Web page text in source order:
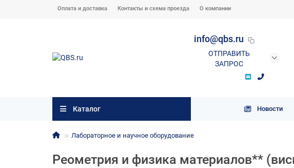
Оплата и доставка Контакты и схема проезда О компании
info@qbs.ru
ОТПРАВИТЬ
ЗАПРОС
Каталог Новости
Лабораторное и научное оборудование
Реометрия и физика материалов**